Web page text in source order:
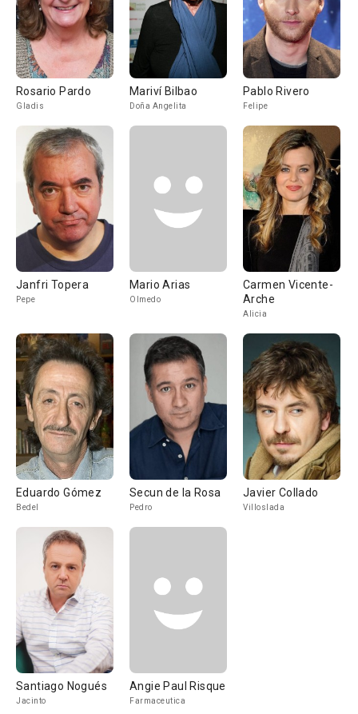
Rosario Pardo
Gladis
Mariví Bilbao
Doña Angelita
Pablo Rivero
Felipe
Janfri Topera
Pepe
Mario Arias
Olmedo
Carmen Vicente-
Arche
Alicia
Eduardo Gómez
Bedel
Secun de la Rosa
Pedro
Javier Collado
Villoslada
Santiago Nogués
Jacinto
Angie Paul Risque
Farmaceutica